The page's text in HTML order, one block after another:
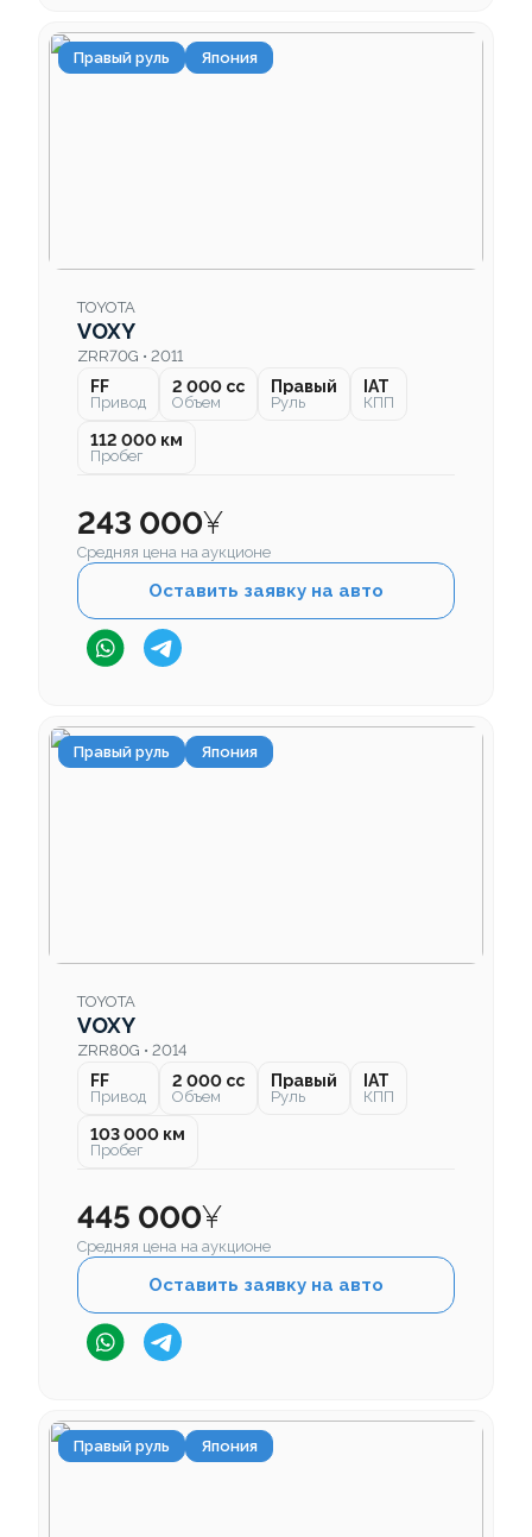
Правый руль Япония
TOYOTA
VOXY
ZRR70G • 2011
FF
Привод
2 000 cc
Объем
Правый
Руль
IAT
КПП
112 000 км
Пробег
243 000¥
Средняя цена на аукционе
Оставить заявку на авто
Правый руль Япония
TOYOTA
VOXY
ZRR80G • 2014
FF
Привод
2 000 cc
Объем
Правый
Руль
IAT
КПП
103 000 км
Пробег
445 000¥
Средняя цена на аукционе
Оставить заявку на авто
Правый руль Япония